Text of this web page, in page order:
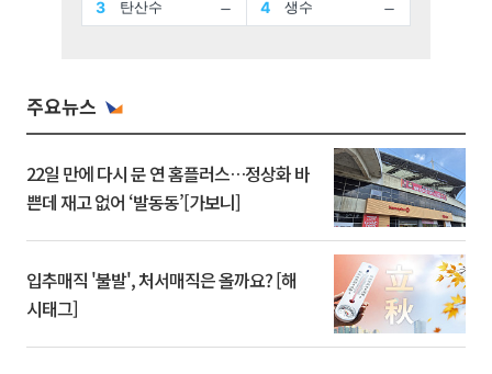
주요뉴스
22일 만에 다시 문 연 홈플러스…정상화 바
쁜데 재고 없어 ‘발동동’[가보니]
입추매직 '불발', 처서매직은 올까요? [해
시태그]